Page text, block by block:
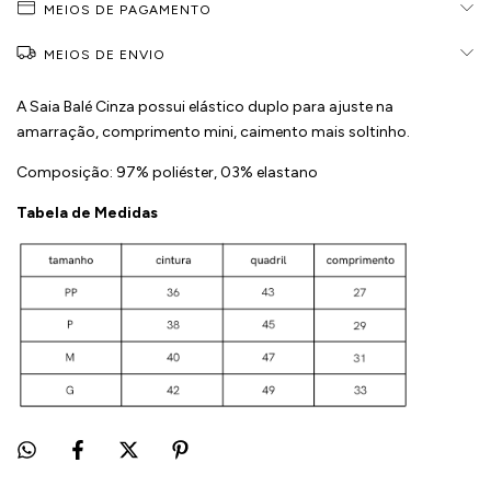
MEIOS DE PAGAMENTO
MEIOS DE ENVIO
A Saia Balé Cinza possui elástico duplo para ajuste na
amarração, comprimento mini, caimento mais soltinho.
Composição: 97% poliéster, 03% elastano
Tabela de Medidas